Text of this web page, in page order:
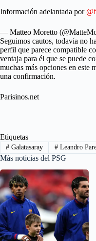
Información adelantada por
— Matteo Moretto
Seguimos cautos, todavía no
perfil que parece compatible
ventaja para él que se puede
muchas más opciones en este
una confirmación.
Parisinos.net
Etiquetas
#Galatasaray #Leandro
Más noticias del PSG